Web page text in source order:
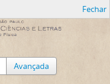
Avançada
Fechar